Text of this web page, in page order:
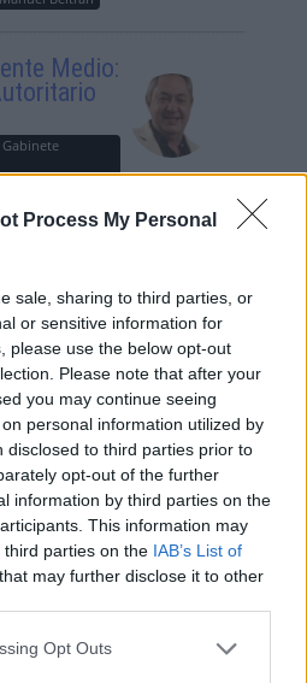
Process My Personal
sale, sharing to third parties, or
or sensitive information for
please use the below opt-out
Please note that after your
you may continue seeing
personal information utilized by
disclosed to third parties prior to
opt-out of the further
information by third parties on the
This information may
parties on the IAB’s List of
that may further disclose it to other
Opt Outs
Medio:
leonesa
Mi sueño,
MAS VISTAS
LOCO MUNDO POLARIZACIÓN